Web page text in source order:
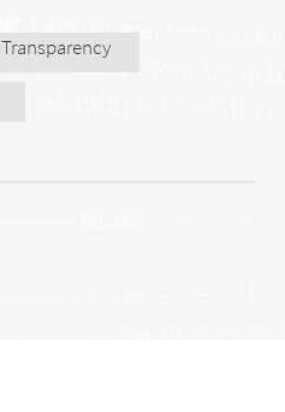
Transparency